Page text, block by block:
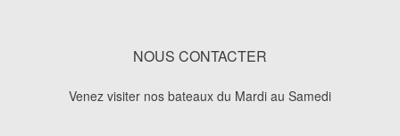
NOUS CONTACTER
Venez visiter nos bateaux du Mardi au Samedi